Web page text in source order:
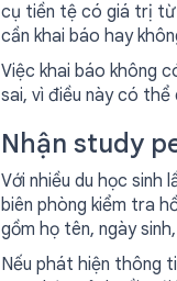
cụ tiền tệ có giá trị từ
cần khai báo hay
Việc khai báo không
sai, vì điều này có
Nhận study
Với nhiều du học sinh
biên phòng kiểm tra
gồm họ tên, ngày
Nếu phát hiện thông